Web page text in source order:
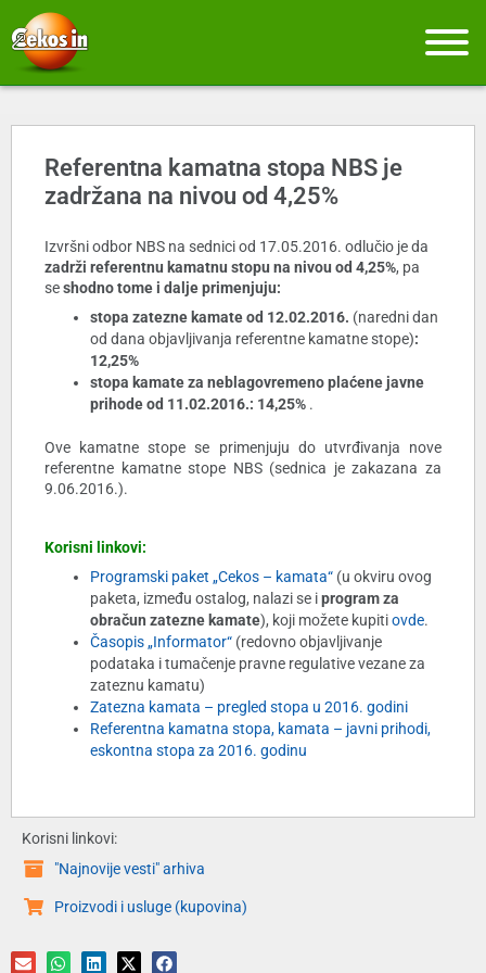
Referentna kamatna stopa NBS je
zadržana na nivou od 4,25%
Izvršni odbor NBS na sednici od 17.05.2016. odlučio je da
zadrži referentnu kamatnu stopu na nivou od 4,25%, pa
seshodno tome i dalje primenjuju:
stopa zatezne kamate od 12.02.2016. (naredni dan
od dana objavljivanja referentne kamatne stope):
12,25%
stopa kamate za neblagovremeno plaćene javne
prihodeod 11.02.2016.: 14,25% .
Ove kamatne stope se primenjuju do utvrđivanja nove
referentne kamatne stope NBS (sednica je zakazana za
9.06.2016.).
Korisni linkovi:
Programski paket „Cekos – kamata“ (u okviru ovog
paketa, između ostalog, nalazi se iprogram za
obračun zatezne kamate), koji možete kupitiovde.
Časopis „Informator“ (redovno objavljivanje
podataka i tumačenje pravne regulative vezane za
zateznu kamatu)
Zatezna kamata – pregled stopa u 2016. godini
Referentna kamatna stopa, kamata – javni prihodi,
eskontna stopa za 2016. godinu
Korisni linkovi:
"Najnovije vesti" arhiva
Proizvodi i usluge (kupovina)